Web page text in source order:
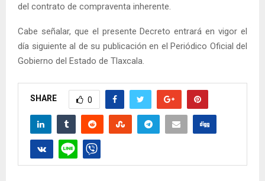
del contrato de compraventa inherente.
Cabe señalar, que el presente Decreto entrará en vigor el
día siguiente al de su publicación en el Periódico Oficial del
Gobierno del Estado de Tlaxcala.
SHARE 0